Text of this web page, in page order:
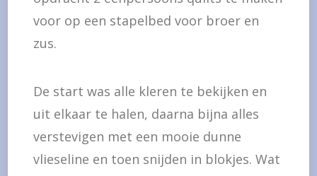
voor op een stapelbed voor broer en
zus.
De start was alle kleren te bekijken en
uit elkaar te halen, daarna bijna alles
verstevigen met een mooie dunne
vlieseline en toen snijden in blokjes. Wat